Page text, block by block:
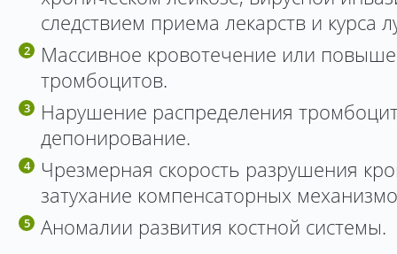
следствием приема лекарств и курса
Массивное кровотечение или
тромбоцитов.
Нарушение распределения
депонирование.
Чрезмерная скорость разрушения
затухание компенсаторных
Аномалии развития костной системы.